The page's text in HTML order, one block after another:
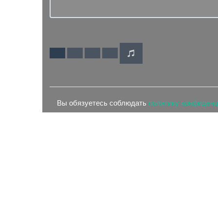
Вы обязуетесь соблюдать политику